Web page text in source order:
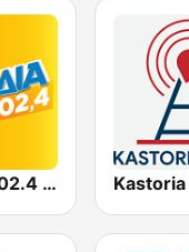
Μελωδία 102.4 FM Kastoria